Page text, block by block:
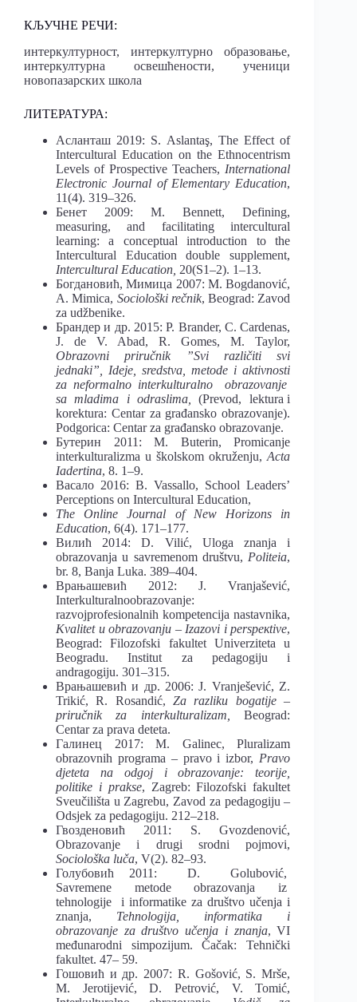
КЉУЧНЕ РЕЧИ:
интеркултурност, интеркултурно образовање,
интеркултурна освешћености, ученици
новопазарских школа
ЛИТЕРАТУРА:
Асланташ 2019: S. Aslantaş, The Effect of
Intercultural Education on the Ethnocentrism
Levels of Prospective Teachers, International
Electronic Journal of Elementary Education,
11(4). 319–326.
Бенет 2009: M. Bennett, Defining,
measuring, and facilitating intercultural
learning: a conceptual introduction to the
Intercultural Education double supplement,
Intercultural Education, 20(S1–2). 1–13.
Богдановић, Мимица 2007: M. Bogdanović,
A. Mimica, Sociološki rečnik, Beograd: Zavod
za udžbenike.
Брандер и др. 2015: P. Brander, C. Cardenas,
J. de V. Abad, R. Gomes, M. Taylor,
Obrazovni priručnik ”Svi različiti svi
jednaki”, Ideje, sredstva, metode i aktivnosti
za neformalno interkulturalno obrazovanje
sa mladima i odraslima,(Prevod, lektura i
korektura: Centar za građansko obrazovanje).
Podgorica: Centar za građansko obrazovanje.
Бутерин 2011: M. Buterin, Promicanje
interkulturalizma u školskom okruženju,Acta
Iadertina, 8. 1–9.
Васало 2016: B. Vassallo, School Leaders’
Perceptions on Intercultural Education,
The Online Journal of New Horizons in
Education, 6(4). 171–177.
Вилић 2014: D. Vilić, Uloga znanja i
obrazovanja u savremenom društvu, Politeia,
br. 8, Banja Luka. 389–404.
Врањашевић 2012: J. Vranjašević,
Interkulturalnoobrazovanje:
razvojprofesionalnih kompetencija nastavnika,
Kvalitet u obrazovanju – Izazovi i perspeкtive,
Beograd: Filozofski fakultet Univerziteta u
Beogradu. Institut za pedagogiju i
andragogiju. 301–315.
Врањашевић и др. 2006: J. Vranješević, Z.
Trikić, R. Rosandić,Za razliku bogatije –
priručnik za interkulturalizam,Beograd:
Centar za prava deteta.
Галинец 2017: M. Galinec, Pluralizam
obrazovnih programa – pravo i izbor, Pravo
djeteta na odgoj i obrazovanje: teorije,
politike i prakse, Zagreb: Filozofski fakultet
Sveučilišta u Zagrebu, Zavod za pedagogiju –
Odsjek za pedagogiju. 212–218.
Гвозденовић 2011: S. Gvozdenović,
Obrazovanje i drugi srodni pojmovi,
Sociološka luča, V(2). 82–93.
Голубовић 2011: D. Golubović,
Savremene metode obrazovanja iz
tehnologije i informatike za društvo učenja i
znanja, Tehnologija, informatika i
obrazovanje za društvo učenja i znanja, VI
međunarodni simpozijum. Čačak: Tehnički
fakultet. 47– 59.
Гошовић и др. 2007: R. Gošović, S. Mrše,
M. Jerotijević, D. Petrović, V. Tomić,